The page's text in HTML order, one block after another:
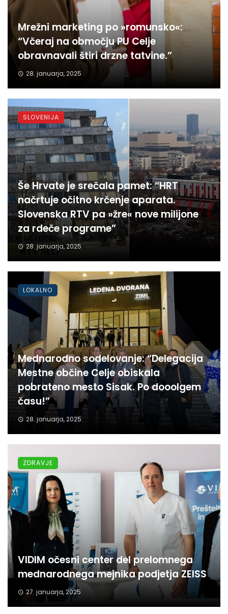
Mrežni marketing po »romunsko«:
“Včeraj na območju PU Celje
obravnavali štiri drzne tatvine.”
28. januarja, 2025
Še Hrvate je srečala pamet: “HRT
načrtuje očitno krčenje aparata.
Slovenska RTV pa »žre« nove milijone
za rdeče programe”
28. januarja, 2025
SLOVENIJA
Mednarodno sodelovanje: “Delegacija
Mestne občine Celje obiskala
pobrateno mesto Sisak. Po dooolgem
času!”
28. januarja, 2025
LOKALNO
VIDIM očesni center del prelomnega
mednarodnega mejnika podjetja ZEISS
27. januarja, 2025
ZDRAVJE